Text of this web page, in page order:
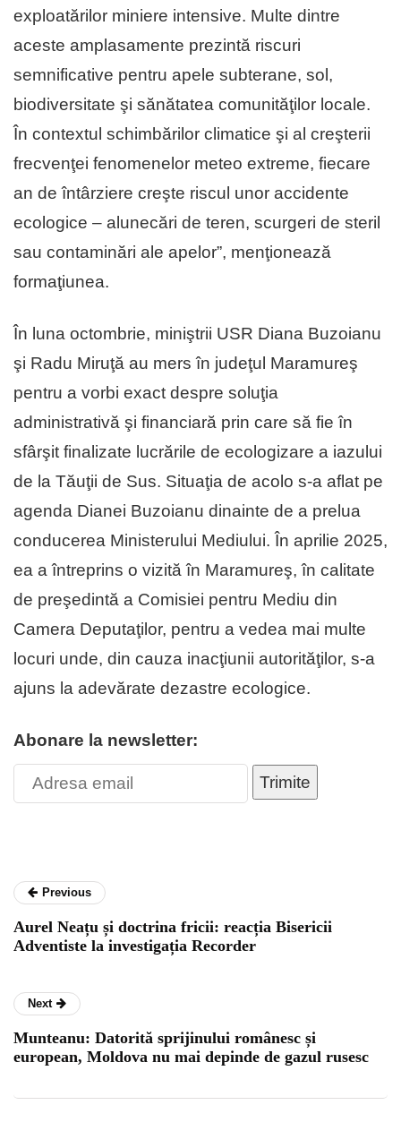
exploatărilor miniere intensive. Multe dintre
aceste amplasamente prezintă riscuri
semnificative pentru apele subterane, sol,
biodiversitate şi sănătatea comunităţilor locale.
În contextul schimbărilor climatice şi al creşterii
frecvenţei fenomenelor meteo extreme, fiecare
an de întârziere creşte riscul unor accidente
ecologice – alunecări de teren, scurgeri de steril
sau contaminări ale apelor”, menţionează
formaţiunea.
În luna octombrie, miniştrii USR Diana Buzoianu
şi Radu Miruţă au mers în judeţul Maramureş
pentru a vorbi exact despre soluţia
administrativă şi financiară prin care să fie în
sfârşit finalizate lucrările de ecologizare a iazului
de la Tăuţii de Sus. Situaţia de acolo s-a aflat pe
agenda Dianei Buzoianu dinainte de a prelua
conducerea Ministerului Mediului. În aprilie 2025,
ea a întreprins o vizită în Maramureş, în calitate
de preşedintă a Comisiei pentru Mediu din
Camera Deputaţilor, pentru a vedea mai multe
locuri unde, din cauza inacţiunii autorităţilor, s-a
ajuns la adevărate dezastre ecologice.
Abonare la newsletter:
Trimite
Previous
Aurel Neațu și doctrina fricii: reacția Bisericii
Adventiste la investigația Recorder
Next
Munteanu: Datorită sprijinului românesc și
european, Moldova nu mai depinde de gazul rusesc